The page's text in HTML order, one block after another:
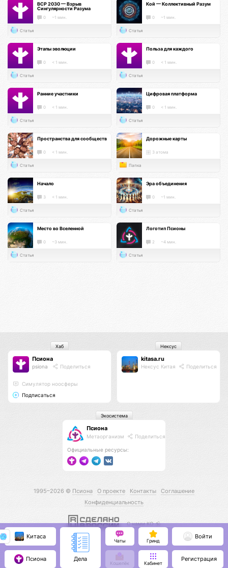
ВСР 2030 — Взрыв
Сингулярности Разума
0 ~1 мин.
Статья
Кой — Коллективный Разум
0 ~1 мин.
Статья
Этапы эволюции
0 < 1 мин.
Статья
Польза для каждого
0 < 1 мин.
Статья
Ранние участники
0 < 1 мин.
Статья
Цифровая платформа
0 < 1 мин.
Статья
Пространства для сообществ
0 < 1 мин.
Статья
Дорожные карты
3 атома
Папка
Начало
3 < 1 мин.
Статья
Эра объединения
0 ~1 мин.
Статья
Место во Вселенной
0 ~3 мин.
Статья
Логотип Псионы
2 ~4 мин.
Статья
Псиона
psiona Поделиться
Cимулятор ноосферы
Подписаться
Хаб
kitasa.ru
Нексус Китая Поделиться
Нексус
Псиона
Метаорганизм Поделиться
Официальные ресурсы:
Экосистема
1995–2026 © Псиона О проекте Контакты
Соглашение
Конфиденциальность
С нами КО 🕉️
Китаса
Псиона Дела
Чаты Гринд
Кошелёк Кабинет
Войти
Регистрация